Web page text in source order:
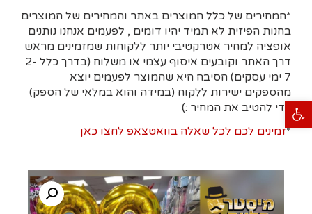
פתח סרגל נגישות
*המחירים של כלל המוצרים באתר והמחירים של המוצרים
בחנות הפיזית לא תמיד יהיו דומים , לפעמים אנחנו נותנים
אופציה למחיר אטרקטיבי יותר ללקוחות שמזמינים מראש
דרך האתר וקובעים איסוף עצמי או משלוח (בדרך כלל 2-
7 ימי עסקים)
הסיבה היא שהמוצר לפעמים יוצא
מהספקים ישירות ללקוח (במידה והוא במלאי של הספק)
כדי להטיב את המחיר :)
*זמינים לכם לכל שאלה בוואטצאפ לחצו כאן